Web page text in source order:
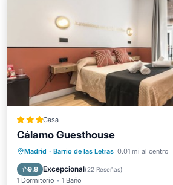
Casa
Cálamo Guesthouse
Madrid · Barrio de las Letras 0.01 mi al centro
9.8 Excepcional(22 Reseñas)
1 Dormitorio 1 Baño
Desayuno
Aire acondicionado
Internet
Apto para niños